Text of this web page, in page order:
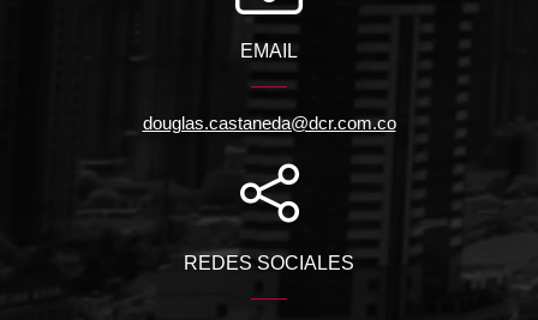
EMAIL
douglas.castaneda@dcr.com.co
REDES SOCIALES